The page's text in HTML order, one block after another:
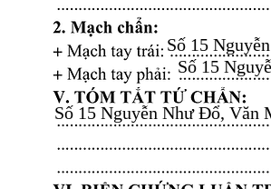
Số 15
Số 15
Số 15 Nguyễn Như Đổ, Văn